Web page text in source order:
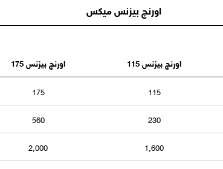
اورنچ بيزنس ميكس
اورنچ بيزنس 115
اورنچ بيزنس 175
115
175
230
560
1,600
2,000